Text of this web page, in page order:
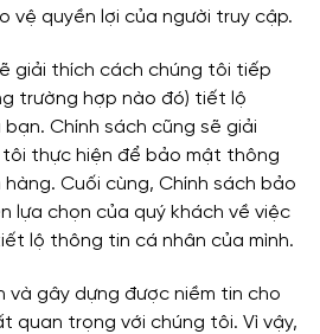
vệ quyền lợi của người truy cập.
giải thích cách chúng tôi tiếp
trường hợp nào đó) tiết lộ
Chính sách cũng sẽ giải
thực hiện để bảo mật thông
Cuối cùng, Chính sách bảo
lựa chọn của quý khách về việc
lộ thông tin cá nhân của mình.
và gây dựng được niềm tin cho
quan trọng với chúng tôi. Vì vậy,